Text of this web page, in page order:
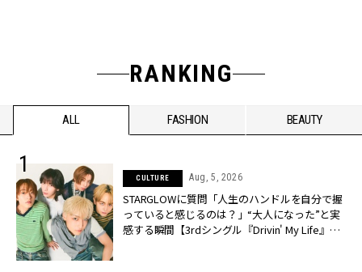
RANKING
ALL FASHION BEAUTY
CULTURE Aug, 5, 2026
STARGLOWに質問「人生のハンドルを自分で握
っていると感じるのは？」“大️人になった”と実
感する瞬間【3rdシングル『Drivin' My Life』発